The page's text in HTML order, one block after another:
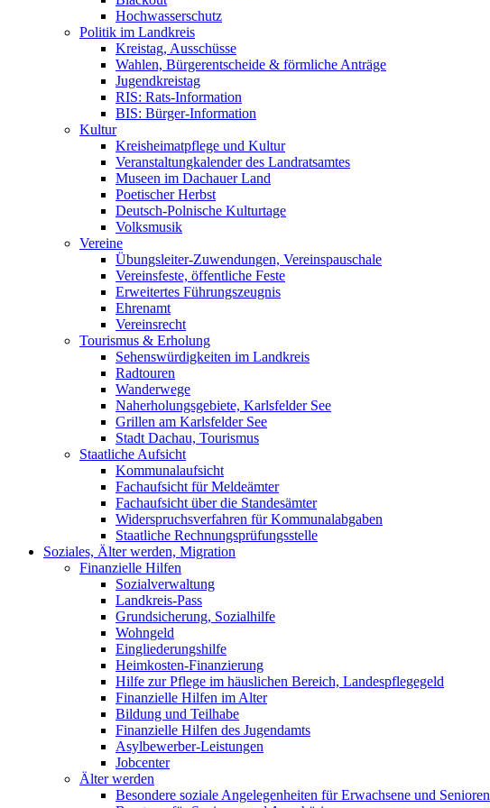
Hochwasserschutz
Politik im Landkreis
Kreistag, Ausschüsse
Wahlen, Bürgerentscheide & förmliche Anträge
Jugendkreistag
RIS: Rats-Information
BIS: Bürger-Information
Kultur
Kreisheimatpflege und Kultur
Veranstaltungkalender des Landratsamtes
Museen im Dachauer Land
Poetischer Herbst
Deutsch-Polnische Kulturtage
Volksmusik
Vereine
Übungsleiter-Zuwendungen, Vereinspauschale
Vereinsfeste, öffentliche Feste
Erweitertes Führungszeugnis
Ehrenamt
Vereinsrecht
Tourismus & Erholung
Sehenswürdigkeiten im Landkreis
Radtouren
Wanderwege
Naherholungsgebiete, Karlsfelder See
Grillen am Karlsfelder See
Stadt Dachau, Tourismus
Staatliche Aufsicht
Kommunalaufsicht
Fachaufsicht für Meldeämter
Fachaufsicht über die Standesämter
Widerspruchsverfahren für Kommunalabgaben
Staatliche Rechnungsprüfungsstelle
Soziales, Älter werden, Migration
Finanzielle Hilfen
Sozialverwaltung
Landkreis-Pass
Grundsicherung, Sozialhilfe
Wohngeld
Eingliederungshilfe
Heimkosten-Finanzierung
Hilfe zur Pflege im häuslichen Bereich, Landespflegegeld
Finanzielle Hilfen im Alter
Bildung und Teilhabe
Finanzielle Hilfen des Jugendamts
Asylbewerber-Leistungen
Jobcenter
Älter werden
Besondere soziale Angelegenheiten für Erwachsene und Senioren